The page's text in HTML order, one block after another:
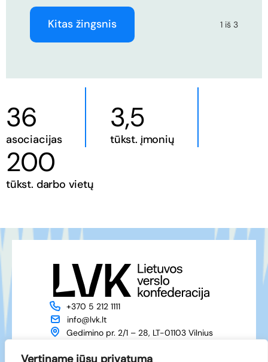
Vertiname jūsų privatumą
Kitas žingsnis 1 iš 3
36
asociacijas
3,5
tūkst. įmonių
200
tūkst. darbo vietų
+370 5 212 1111
info@lvk.lt
Gedimino pr. 2/1 – 28, LT-01103 Vilnius